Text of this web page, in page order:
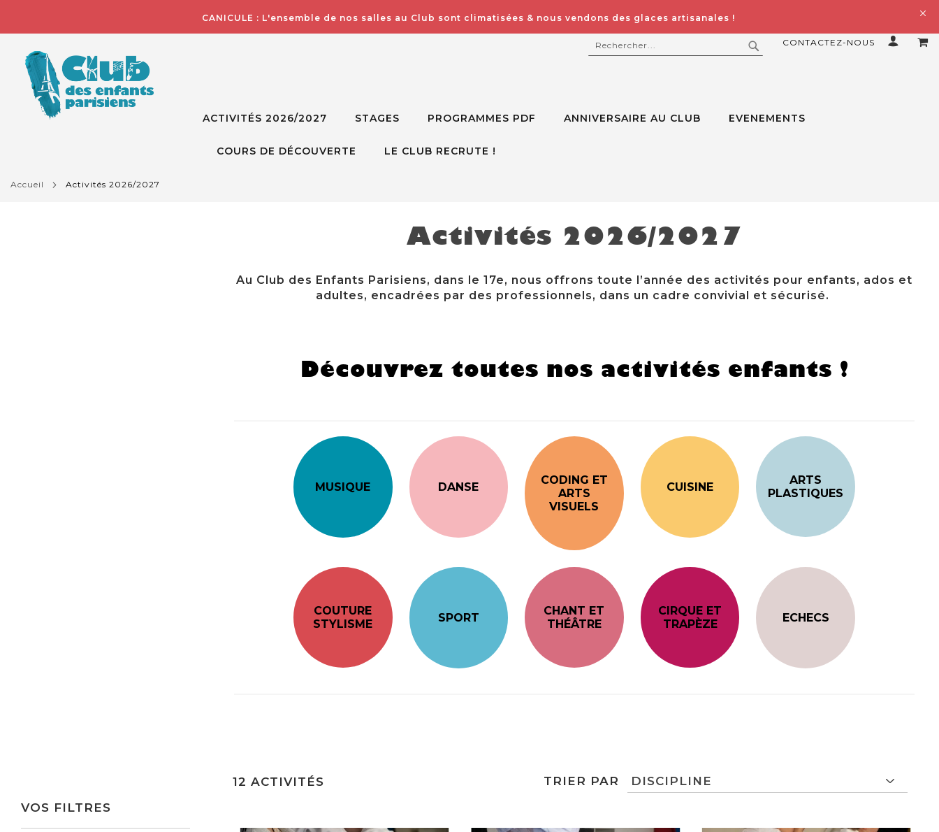
CANICULE : L'ensemble de nos salles au Club sont climatisées & nous vendons des glaces artisanales !
CONTACTEZ-NOUS
RECHERCHER
ACTIVITÉS 2026/2027 STAGES PROGRAMMES PDF ANNIVERSAIRE AU CLUB EVENEMENTS
COURS DE DÉCOUVERTE LE CLUB RECRUTE !
accueil activités 2026/2027
Activités 2026/2027
Au Club des Enfants Parisiens, dans le 17e, nous offrons toute l’année des activités pour enfants, ados et
adultes, encadrées par des professionnels, dans un cadre convivial et sécurisé.
Découvrez toutes nos activités enfants !
MUSIQUE DANSE
CODING ET
ARTS
VISUELS
CUISINE
ARTS
PLASTIQUES
COUTURE
STYLISME
SPORT
CHANT ET
THÉÂTRE
CIRQUE ET
TRAPÈZE
ECHECS
12 ACTIVITÉS TRIER PAR
VOS FILTRES